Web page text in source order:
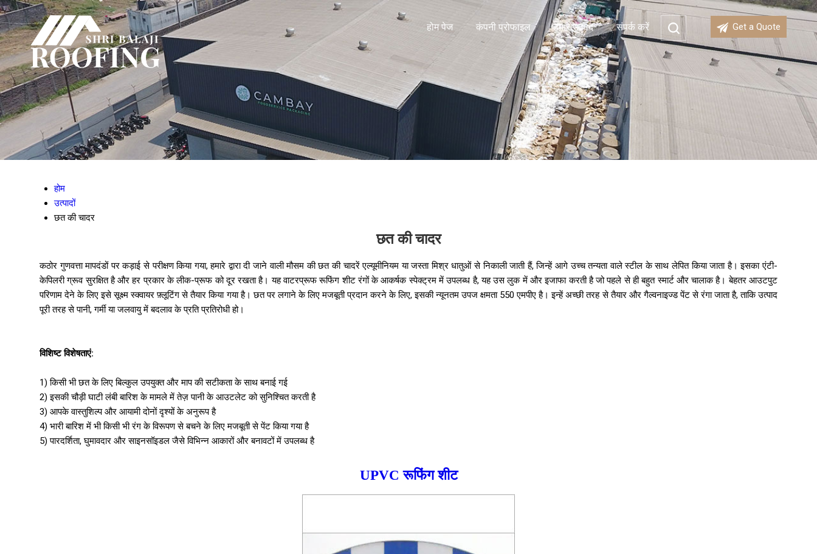
होम पेज कंपनी प्रोफाइल हमारे उत्पाद संपर्क करें Get a Quote
होम
उत्पादों
छत की चादर
छत की चादर
कठोर गुणवत्ता मापदंडों पर कड़ाई से परीक्षण किया गया, हमारे द्वारा दी जाने वाली मौसम की छत की चादरें एल्यूमीनियम या जस्ता मिश्र धातुओं से निकाली जाती हैं, जिन्हें आगे उच्च तन्यता वाले स्टील के साथ लेपित किया जाता है। इसका एंटी-
केपिलरी ग्रूव सुरक्षित है और हर प्रकार के लीक-प्रूफ को दूर रखता है। यह वाटरप्रूफ रूफिंग शीट रंगों के आकर्षक स्पेक्ट्रम में उपलब्ध है, यह उस लुक में और इजाफा करती है जो पहले से ही बहुत स्मार्ट और चालाक है। बेहतर आउटपुट
परिणाम देने के लिए इसे सूक्ष्म स्क्वायर फ़्लूटिंग से तैयार किया गया है। छत पर लगाने के लिए मजबूती प्रदान करने के लिए, इसकी न्यूनतम उपज क्षमता 550 एमपीए है। इन्हें अच्छी तरह से तैयार और गैल्वनाइज्ड पेंट से रंगा जाता है, ताकि उत्पाद
पूरी तरह से पानी, गर्मी या जलवायु में बदलाव के प्रति प्रतिरोधी हो।
विशिष्ट विशेषताएं:
1) किसी भी छत के लिए बिल्कुल उपयुक्त और माप की सटीकता के साथ बनाई गई
2) इसकी चौड़ी घाटी लंबी बारिश के मामले में तेज़ पानी के आउटलेट को सुनिश्चित करती है
3) आपके वास्तुशिल्प और आयामी दोनों दृश्यों के अनुरूप है
4) भारी बारिश में भी किसी भी रंग के विरूपण से बचने के लिए मजबूती से पेंट किया गया है
5) पारदर्शिता, घुमावदार और साइनसॉइडल जैसे विभिन्न आकारों और बनावटों में उपलब्ध है
UPVC रूफिंग शीट